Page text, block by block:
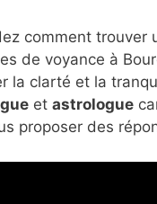
comment trouver
de voyance à
la clarté et la
et astrologue
proposer des